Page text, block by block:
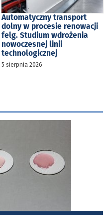
Automatyczny transport
dolny w procesie renowacji
felg. Studium wdrożenia
nowoczesnej linii
technologicznej
5 sierpnia 2026